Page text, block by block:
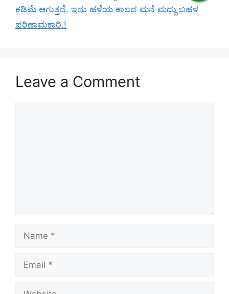
ಕಡಿಮೆ ಆಗುತ್ತದೆ. ಇದು ಹಳೆಯ ಕಾಲದ‌ ಮನೆ ಮದ್ದು ಬಹಳ
ಪರಿಣಾಮಕಾರಿ.!
Leave a Comment
Name
Email
Website